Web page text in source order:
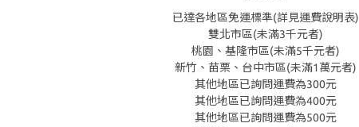
已達各地區免運標準(詳見運費說明表)
雙北市區(未滿3千元者)
桃園、基隆市區(未滿5千元者)
新竹、苗栗、台中市區(未滿1萬元者)
其他地區已詢問運費為300元
其他地區已詢問運費為400元
其他地區已詢問運費為500元